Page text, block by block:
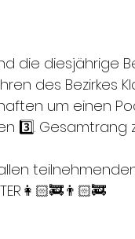
die diesjährige
des Bezirkes
um einen
3️⃣. Gesamtrang